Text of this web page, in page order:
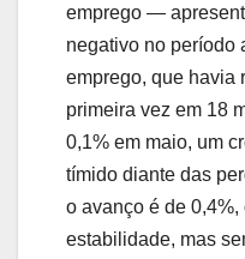
emprego —
negativo no período
emprego, que havia
primeira vez em 18
0,1% em maio, um
tímido diante das
o avanço é de
estabilidade, mas